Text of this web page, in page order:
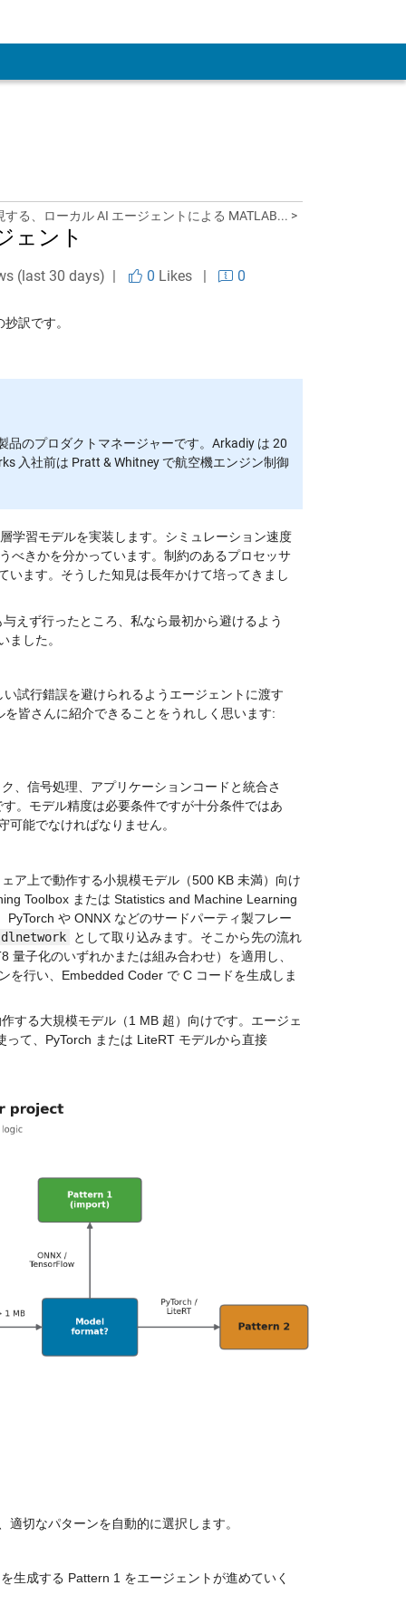
する、ローカル AI エージェントによる MATLAB... >
ェント
(last 30 days) | 0 Likes| 0
訳です。
品のプロダクトマネージャーです。Arkadiy は 20
入社前は Pratt & Whitney で航空機エンジン制御
学習モデルを実装します。シミュレーション速度
べきかを分かっています。制約のあるプロセッサ
ます。そうした知見は長年かけて培ってきまし
えず行ったところ、私なら最初から避けるよう
ました。
試行錯誤を避けられるようエージェントに渡す
、信号処理、アプリケーションコードと統合さ
。モデル精度は必要条件ですが十分条件ではあ
能でなければなりません。
ア上で動作する小規模モデル（500 KB 未満）向け
Toolbox または Statistics and Machine Learning
や ONNX などのサードパーティ製フレー
dlnetwork
として取り込みます。そこから先の流れ
子化のいずれかまたは組み合わせ）を適用し、
を行い、Embedded Coder で C コードを生成しま
する大規模モデル（1 MB 超）向けです。エージェ
て、PyTorch または LiteRT モデルから直接
切なパターンを自動的に選択します。
生成する Pattern 1 をエージェントが進めていく